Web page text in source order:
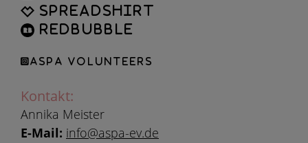
Spreadshirt
Redbubble
ASPA Volunteers
Kontakt:
Annika Meister
E-Mail: info@aspa-ev.de